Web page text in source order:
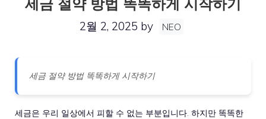
세금 절약 방법 똑똑하게 시작하기
2월 2, 2025 by NEO
세금 절약 방법 똑똑하게 시작하기
세금은 우리 일상에서 피할 수 없는 부분입니다. 하지만 똑똑한